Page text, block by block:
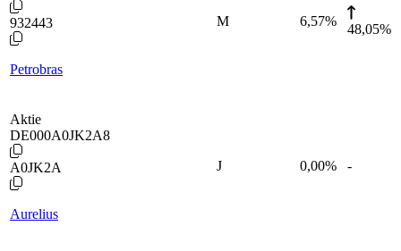
932443
Petrobras
M 6,57%
48,05%
Aktie
DE000A0JK2A8
A0JK2A
Aurelius
J 0,00% -